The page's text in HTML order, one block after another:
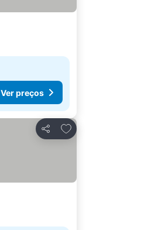
Ver preços
Partilhar
Adicionar aos favoritos